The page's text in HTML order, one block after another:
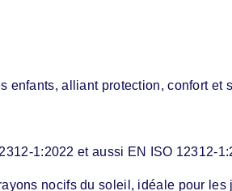
alliant protection, confort et
1:2022 et aussi EN ISO 12312-
nocifs du soleil, idéale pour